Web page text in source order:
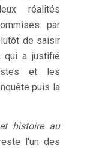
réalités
par
de saisir
qui a justifié
et les
puis la
histoire au
l’un des